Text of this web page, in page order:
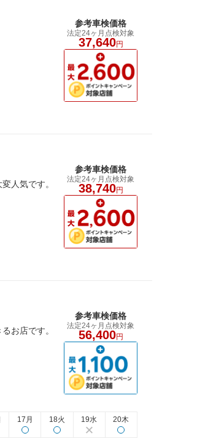
参考車検価格
法定24ヶ月点検対象
37,640円
人気です。
参考車検価格
法定24ヶ月点検対象
38,740円
お店です。
参考車検価格
法定24ヶ月点検対象
56,400円
17月 18火 19水 20木